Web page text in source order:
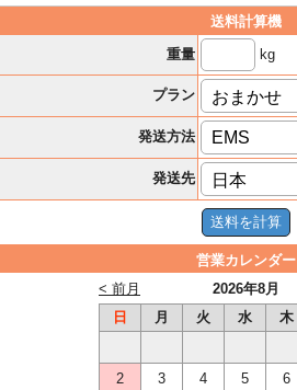
送料計算機
重量
kg
プラン
発送方法
発送先
営業カレンダー
2026年8月
< 前月
日
月 火 水 木
2
3 4 5 6